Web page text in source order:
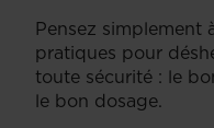
Pensez simplement
pratiques pour
toute sécurité : le
le bon dosage.